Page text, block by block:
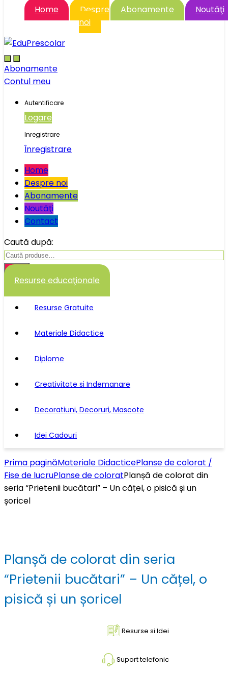
Home
Despre
noi
Abonamente Noutăţi
Abonamente
Contul meu
Autentificare
Logare
Inregistrare
Înregistrare
Home
Despre noi
Abonamente
Noutăţi
Contact
Caută după:
Caută
Resurse educaţionale
Resurse Gratuite
Materiale Didactice
Diplome
Creativitate si Indemanare
Decoratiuni, Decoruri, Mascote
Idei Cadouri
Prima paginăMateriale DidacticePlanse de colorat /
Fise de lucruPlanse de coloratPlanșă de colorat din
seria “Prietenii bucătari” – Un cățel, o pisică și un
șoricel
Planșă de colorat din seria
“Prietenii bucătari” – Un cățel, o
pisică și un șoricel
Resurse si Idei
Suport telefonic